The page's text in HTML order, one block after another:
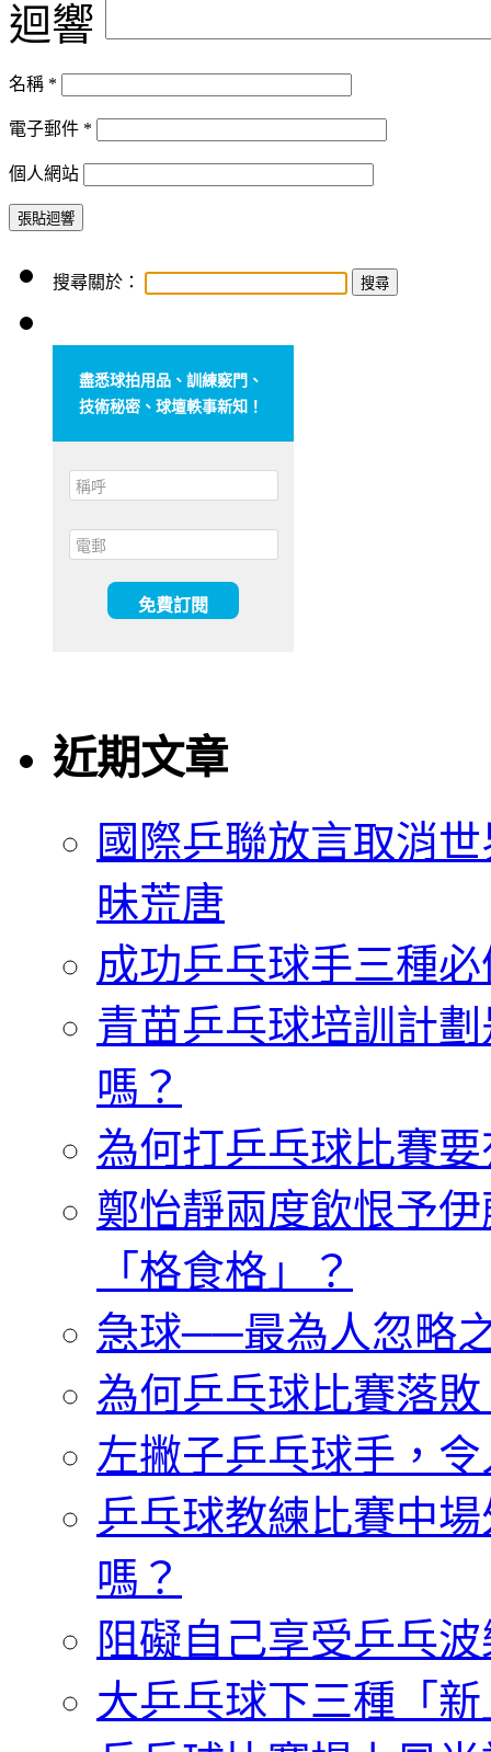
迴響
名稱 *
電子郵件 *
個人網站
搜尋關於：
盡悉球拍用品、訓練竅門、
技術秘密、球壇軼事新知！
近期文章
國際乒聯放言取消
昧荒唐
成功乒乓球手三種
青苗乒乓球培訓計
嗎？
為何打乒乓球比賽
鄭怡靜兩度飲恨予
「格食格」？
急球──最為人忽略
為何乒乓球比賽落
左撇子乒乓球手，
乒乓球教練比賽中
嗎？
阻礙自己享受乒乓
大乒乓球下三種「